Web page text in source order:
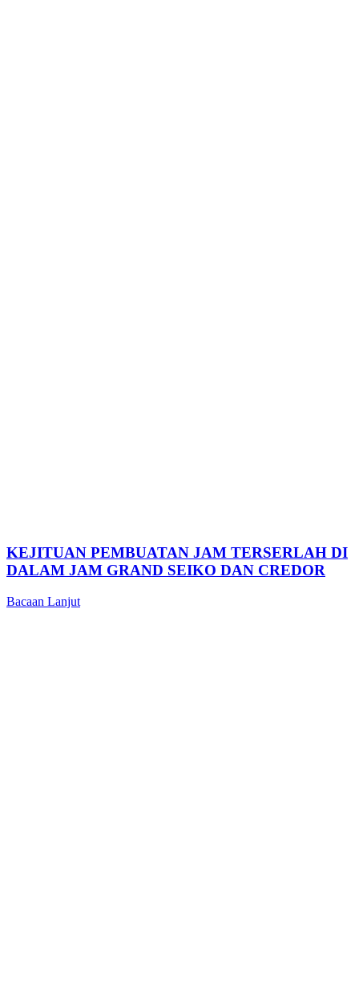
KEJITUAN PEMBUATAN JAM TERSERLAH DI
DALAM JAM GRAND SEIKO DAN CREDOR
Bacaan Lanjut